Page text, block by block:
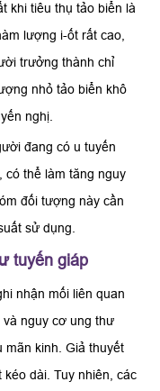
khi tiêu thụ tảo biển là
lượng i-ốt rất cao,
trưởng thành chỉ
nhỏ tảo biển khô
nghị.
đang có u tuyến
có thể làm tăng nguy
đối tượng này cần
sử dụng.
tuyến giáp
nhận mối liên quan
nguy cơ ung thư
mãn kinh. Giả thuyết
dài. Tuy nhiên, các